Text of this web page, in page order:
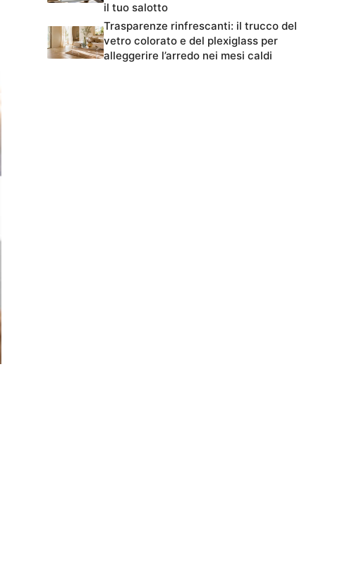
il tuo salotto
Trasparenze rinfrescanti: il trucco del
vetro colorato e del plexiglass per
alleggerire l’arredo nei mesi caldi